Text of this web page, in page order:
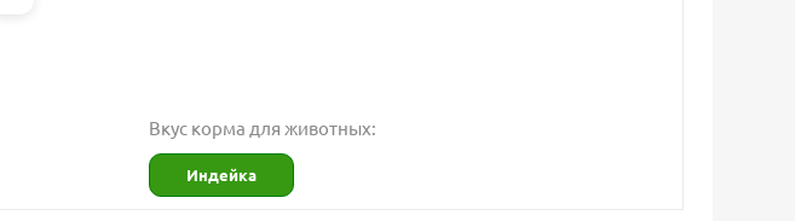
Вкус корма для животных:
Индейка